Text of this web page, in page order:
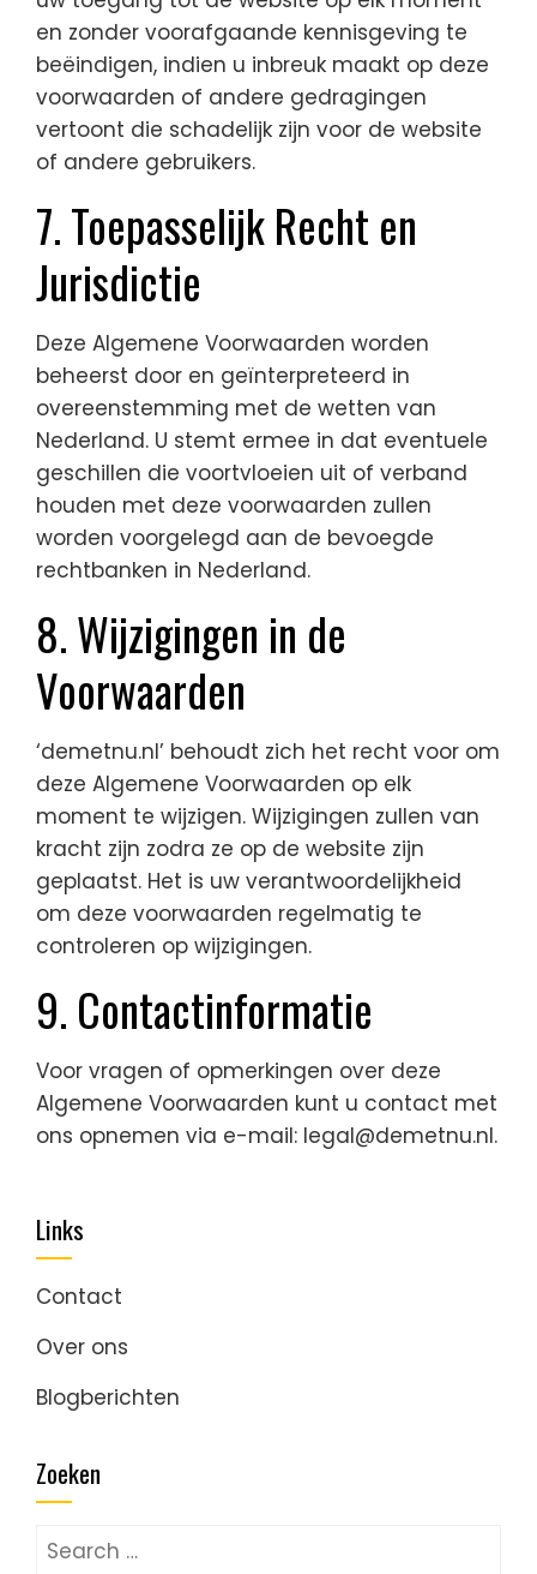
en zonder voorafgaande kennisgeving te
beëindigen, indien u inbreuk maakt op deze
voorwaarden of andere gedragingen
vertoont die schadelijk zijn voor de website
of andere gebruikers.
7. Toepasselijk Recht en
Jurisdictie
Deze Algemene Voorwaarden worden
beheerst door en geïnterpreteerd in
overeenstemming met de wetten van
Nederland. U stemt ermee in dat eventuele
geschillen die voortvloeien uit of verband
houden met deze voorwaarden zullen
worden voorgelegd aan de bevoegde
rechtbanken in Nederland.
8. Wijzigingen in de
Voorwaarden
‘demetnu.nl’ behoudt zich het recht voor om
deze Algemene Voorwaarden op elk
moment te wijzigen. Wijzigingen zullen van
kracht zijn zodra ze op de website zijn
geplaatst. Het is uw verantwoordelijkheid
om deze voorwaarden regelmatig te
controleren op wijzigingen.
9. Contactinformatie
Voor vragen of opmerkingen over deze
Algemene Voorwaarden kunt u contact met
ons opnemen via e-mail: legal@demetnu.nl.
Links
Contact
Over ons
Blogberichten
Zoeken
Search